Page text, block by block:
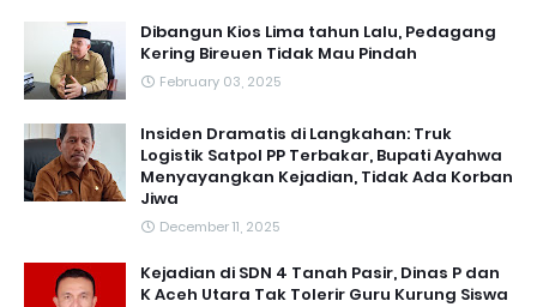
Dibangun Kios Lima tahun Lalu, Pedagang
Kering Bireuen Tidak Mau Pindah
February 03, 2025
Insiden Dramatis di Langkahan: Truk
Logistik Satpol PP Terbakar, Bupati Ayahwa
Menyayangkan Kejadian, Tidak Ada Korban
Jiwa
December 11, 2025
Kejadian di SDN 4 Tanah Pasir, Dinas P dan
K Aceh Utara Tak Tolerir Guru Kurung Siswa